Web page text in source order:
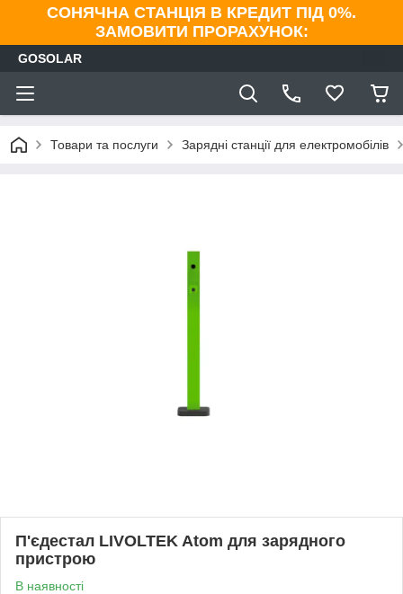
СОНЯЧНА СТАНЦІЯ В КРЕДИТ ПІД 0%.
ЗАМОВИТИ ПРОРАХУНОК:
GOSOLAR
Товари та послуги Зарядні станції для електромобілів
П'єдестал LIVOLTEK Atom для зарядного
пристрою
В наявності